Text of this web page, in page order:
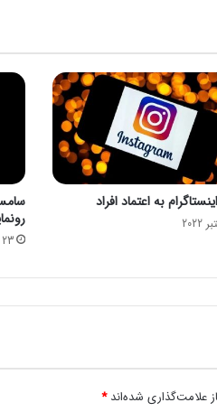
و
ز
ا
ر
ت
ن
ت
ب
ر
د
ا
به اعتماد افراد
23 اکتبر 2022
علامت‌گذاری شده‌اند*